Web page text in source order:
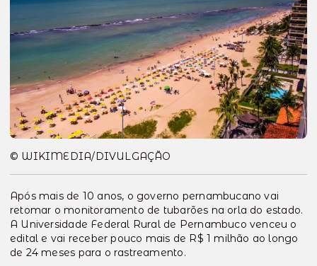
© WIKIMEDIA/DIVULGAÇÃO
Após mais de 10 anos, o governo pernambucano vai
retomar o monitoramento de tubarões na orla do estado.
A Universidade Federal Rural de Pernambuco venceu o
edital e vai receber pouco mais de R$ 1 milhão ao longo
de 24 meses para o rastreamento.